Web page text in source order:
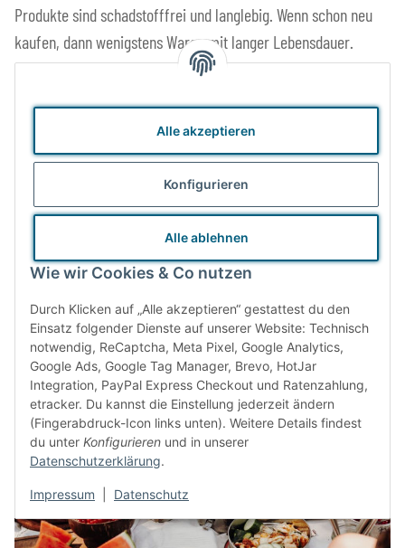
Alle akzeptieren
Konfigurieren
Alle ablehnen
Wie wir Cookies & Co nutzen
Durch Klicken auf „Alle akzeptieren“ gestattest du den
Einsatz folgender Dienste auf unserer Website: Technisch
notwendig, ReCaptcha, Meta Pixel, Google Analytics,
Google Ads, Google Tag Manager, Brevo, HotJar
Integration, PayPal Express Checkout und Ratenzahlung,
etracker. Du kannst die Einstellung jederzeit ändern
(Fingerabdruck-Icon links unten). Weitere Details findest
du unter Konfigurieren und in unserer
Datenschutzerklärung.
Impressum Datenschutz
Produkte sind schadstofffrei und langlebig. Wenn schon neu
kaufen, dann wenigstens Waren mit langer Lebensdauer.
Faire und sichere Produktionsbedingungen und direkte
Kooperation mit (Familien-) Unternehmen sind uns ebenso
wichtig wie möglichst kurze und energieeffiziente
Transportwege. Unsere Waren beziehen wir zum Großteil
gänzlich ohne Verkaufsverpackungen. Lassen sich diese nicht
vermeiden, verzichten wir der Umwelt zuliebe auf schillernde
Das Zero Waste Prinzip